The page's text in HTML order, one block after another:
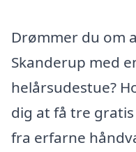
Drømmer du om
Skanderup med
helårsudestue?
dig at få tre
fra erfarne